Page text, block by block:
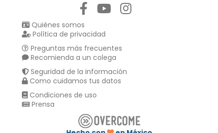
Quiénes somos
Política de privacidad
Preguntas más frecuentes
Recomienda a un colega
Seguridad de la información
Como cuidamos tus datos
Condiciones de uso
Prensa